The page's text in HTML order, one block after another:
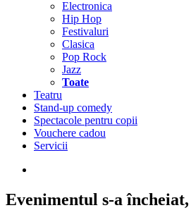
Electronica
Hip Hop
Festivaluri
Clasica
Pop Rock
Jazz
Toate
Teatru
Stand-up comedy
Spectacole pentru copii
Vouchere cadou
Servicii
Evenimentul s-a încheiat,